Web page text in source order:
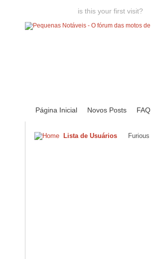
is this your first visit?
Página Inicial Novos Posts FAQ
Lista de Usuários